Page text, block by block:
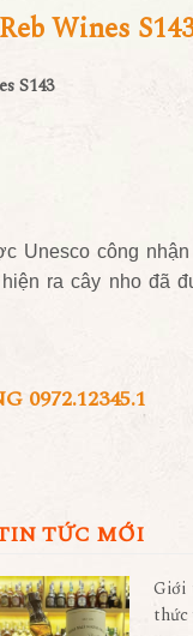
Wines
S143
Unesco công
ra cây nho đã
0972.12345.1
TỨC MỚI
Giới
thức